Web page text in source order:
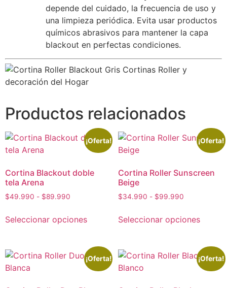
depende del cuidado, la frecuencia de uso y
una limpieza periódica. Evita usar productos
químicos abrasivos para mantener la capa
blackout en perfectas condiciones.
Productos relacionados
¡Oferta!
Cortina Blackout doble
tela Arena
$49.990 - $89.990
Seleccionar opciones
¡Oferta!
Cortina Roller Sunscreen
Beige
$34.990 - $99.990
Seleccionar opciones
¡Oferta! ¡Oferta!